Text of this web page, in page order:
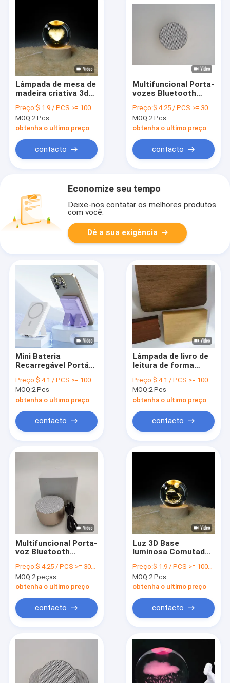
Vídeos
Lâmpada de mesa de
madeira criativa 3d
de cristal Escritório
Luz noturna
Confortável Quente
portátil
Preço:$ 1.9 / PCS >= 1000 PCS
MOQ:2 Pcs
obtenha o ultimo preço
contacto
Multifuncional Porta-
vozes Bluetooth
portátil 3W com alto-
falante AUX
Preço:$ 4.25 / PCS >= 3000 PCS
MOQ:2 Pcs
obtenha o ultimo preço
contacto
Economize seu tempo
Deixe-nos contatar os melhores produtos
com você.
Dê a sua exigência
Mini Bateria
Recarregável Portátil
Negócios e Viagens
em Três Cores
Preço:$ 4.1 / PCS >= 1000 PCS
MOQ:2 Pcs
obtenha o ultimo preço
contacto
Lâmpada de livro de
leitura de forma
Portátil LED
Lâmpada de livro
dobrável Lâmpada de
livro com
carregamento USB
Capa de madeira Luz
Preço:$ 4.1 / PCS >= 1000 PCS
MOQ:2 Pcs
obtenha o ultimo preço
contacto
Multifuncional Porta-
voz Bluetooth
Personalizado 3W
Com AUX
Preço:$ 4.25 / PCS >= 3000 PCS
MOQ:2 peças
obtenha o ultimo preço
contacto
Luz 3D Base
luminosa Comutador
Iluminação
decorativa
Preço:$ 1.9 / PCS >= 1000 PCS
MOQ:2 Pcs
obtenha o ultimo preço
contacto